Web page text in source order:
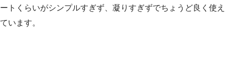
ートくらいがシンプルすぎず、凝りすぎずでちょうど良く使え
ています。